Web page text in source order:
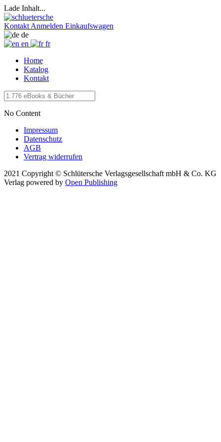
Lade Inhalt...
Kontakt Anmelden Einkaufswagen
de
en
fr
Home
Katalog
Kontakt
No Content
Impressum
Datenschutz
AGB
Vertrag widerrufen
2021 Copyright © Schlütersche Verlagsgesellschaft mbH & Co. KG
Verlag powered by Open Publishing